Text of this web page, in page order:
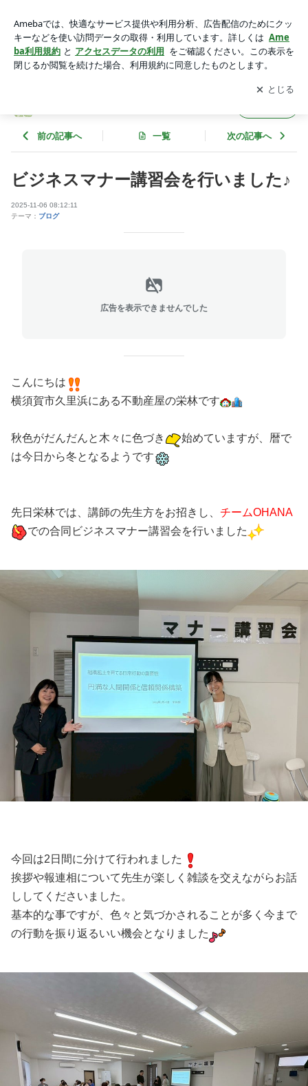
アプリをダウンロードして ブログの更新通知
を受け取りまし
ょう。
開く
前の記事へ 一覧 次の記事へ
ビジネスマナー講習会を行いました♪
2025-11-06 08:12:11
テーマ： ブログ
広告を表示できませんでした
こんにちは
横須賀市久里浜にある不動産屋の栄林です
秋色がだんだんと木々に色づき
始めていますが、暦で
は今日から冬となるようです
先日栄林では、講師の先生方をお招きし、 チームOHANA
での合同ビジネスマナー講習会を行いました
今回は2日間に分けて行われました
挨拶や報連相について先生が楽しく雑談を交えながらお話
ししてくださいました。
基本的な事ですが、色々と気づかされることが多く今まで
の行動を振り返るいい機会となりました